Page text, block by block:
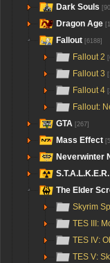
Dark Souls
Dragon Age
Fallout [6188]
Fallout 2
Fallout 3
Fallout 4
Fallout:
GTA [267]
Mass Effect
Neverwinter
S.T.A.L.K.E.R.
The Elder
Skyrim
TES III:
TES IV:
TES V: